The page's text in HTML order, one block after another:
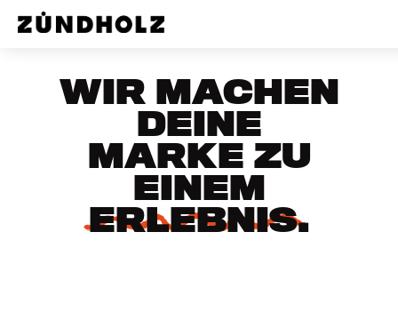
WIR MACHEN
DEINE
MARKE ZU
EINEM
ERLEBNIS.